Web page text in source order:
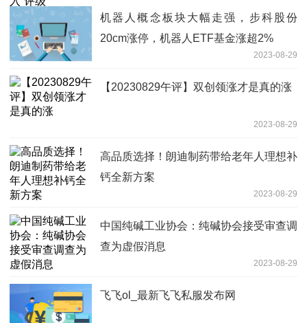
机器人概念板块大幅走强，步科股份
20cm涨停，机器人ETF基金涨超2%
2023-08-29
【20230829午评】双创领涨才是真的涨
2023-08-29
高品质选择！朗迪制药带给老年人理想补
钙全新方案
2023-08-29
中国纯碱工业协会：纯碱协会接受审查调
查为虚假消息
2023-08-29
飞飞ol_最新飞飞私服发布网